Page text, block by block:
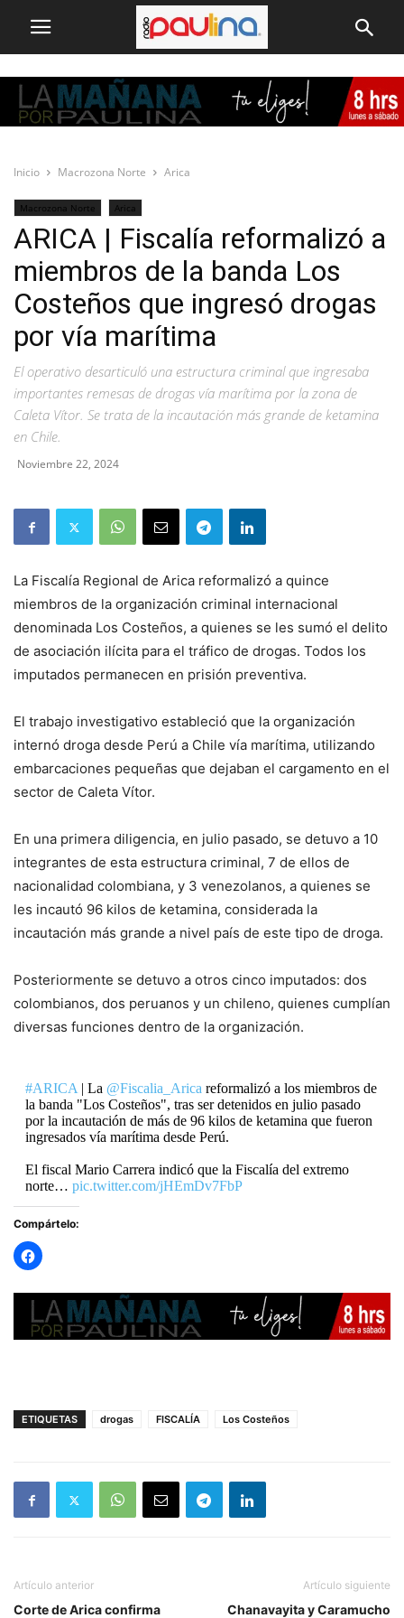
Inicio Macrozona Norte Arica
Macrozona Norte Arica
ARICA | Fiscalía reformalizó a
miembros de la banda Los
Costeños que ingresó drogas
por vía marítima
El operativo desarticuló una estructura criminal que ingresaba
importantes remesas de drogas vía marítima por la zona de
Caleta Vítor. Se trata de la incautación más grande de ketamina
en Chile.
Noviembre 22, 2024
La Fiscalía Regional de Arica reformalizó a quince
miembros de la organización criminal internacional
denominada Los Costeños, a quienes se les sumó el delito
de asociación ilícita para el tráfico de drogas. Todos los
imputados permanecen en prisión preventiva.
El trabajo investigativo estableció que la organización
internó droga desde Perú a Chile vía marítima, utilizando
embarcaciones pequeñas que dejaban el cargamento en el
sector de Caleta Vítor.
En una primera diligencia, en julio pasado, se detuvo a 10
integrantes de esta estructura criminal, 7 de ellos de
nacionalidad colombiana, y 3 venezolanos, a quienes se
les incautó 96 kilos de ketamina, considerada la
incautación más grande a nivel país de este tipo de droga.
Posteriormente se detuvo a otros cinco imputados: dos
colombianos, dos peruanos y un chileno, quienes cumplían
diversas funciones dentro de la organización.
#ARICA | La @Fiscalia_Arica reformalizó a los miembros de
la banda "Los Costeños", tras ser detenidos en julio pasado
por la incautación de más de 96 kilos de ketamina que fueron
ingresados vía marítima desde Perú.
El fiscal Mario Carrera indicó que la Fiscalía del extremo
norte… pic.twitter.com/jHEmDv7FbP
— RADIO PAULINA (@radiopaulina)
Compártelo:
ETIQUETAS drogas FISCALÍA Los Costeños
Artículo anterior
Corte de Arica confirma
Artículo siguiente
Chanavayita y Caramucho